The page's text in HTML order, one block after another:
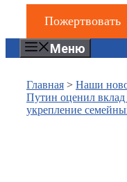
Пожертвовать
Меню
Главная > Наши
Путин оценил вклад
укрепление